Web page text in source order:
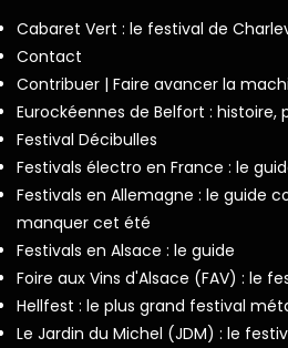
Cabaret Vert : le festival de
Contact
Contribuer | Faire avancer la
Eurockéennes de Belfort :
Festival Décibulles
Festivals électro en France : le
Festivals en Allemagne : le guide
manquer cet été
Festivals en Alsace : le guide
Foire aux Vins d'Alsace (FAV) : le
Hellfest : le plus grand festival
Le Jardin du Michel (JDM) : le